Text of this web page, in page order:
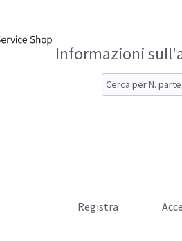
Informazioni
Registra